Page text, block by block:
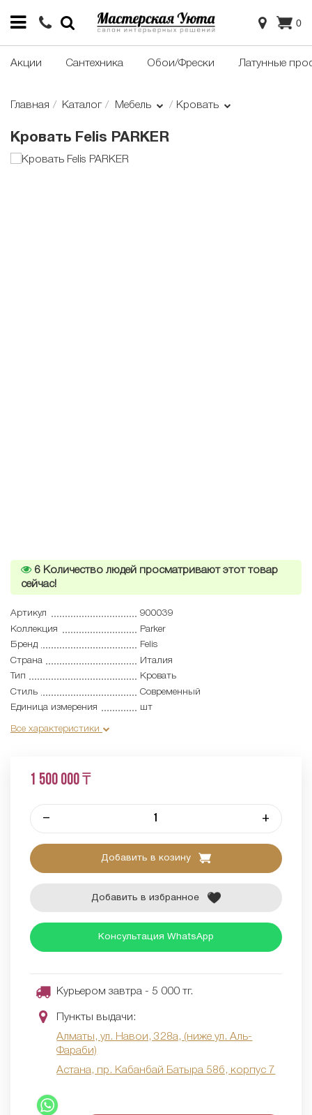
0
Акции Сантехника Обои/Фрески Латунные
Главная Каталог Мебель Кровать
Кровать Felis PARKER
6 Количество людей просматривают этот товар
сейчас!
Артикул
900039
Коллекция
Parker
Бренд
Felis
Страна
Италия
Тип
Кровать
Стиль
Современный
Единица измерения
шт
Все характеристики
1 500 000 ₸
– +
Добавить в козину
Добавить в избранное
Консультация WhatsApp
Курьером завтра - 5 000 тг.
Пункты выдачи:
Алматы, ул. Навои, 328а, (ниже ул. Аль-
Фараби)
Астана, пр. Кабанбай Батыра 58б, корпус 7